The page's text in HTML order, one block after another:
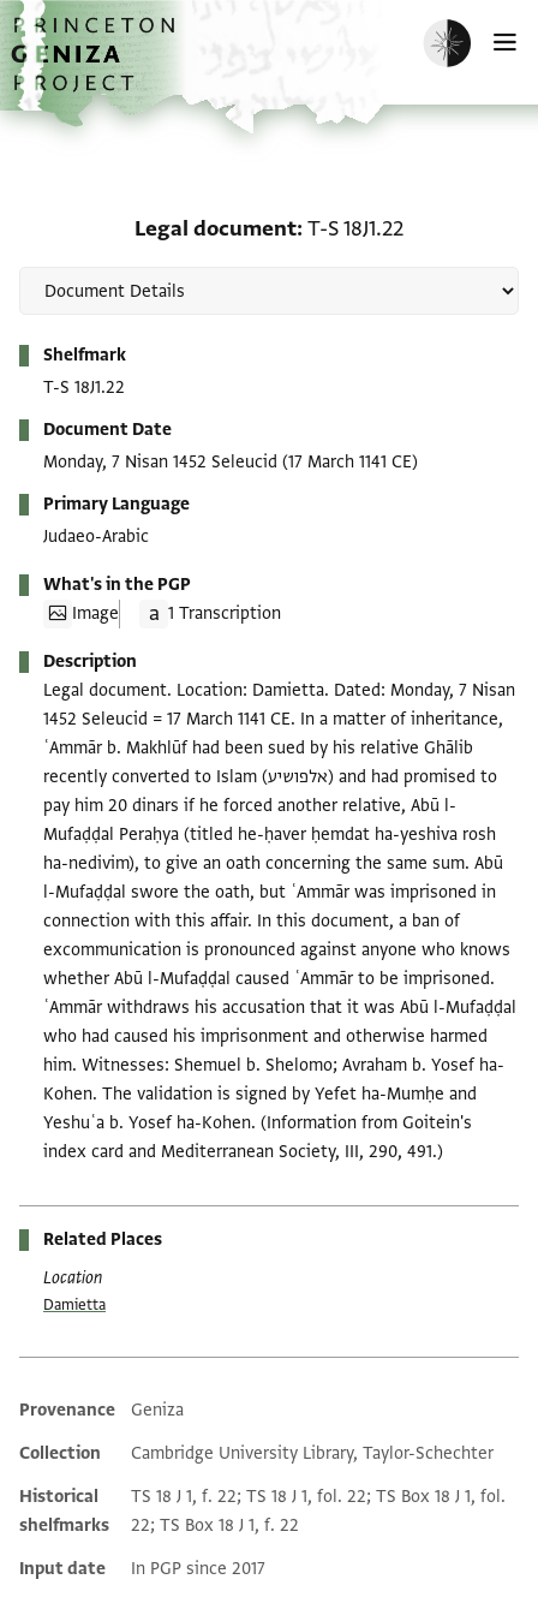
Skip to main content
home
Enable dark
Legal document T-S 18J1.22
Shelfmark
T-S 18J1.22
Document Date
Monday, 7 Nisan 1452 Seleucid (17 March 1141 CE)
Primary Language
Judaeo-Arabic
What's in the PGP
Image
1 Transcription
Description
Legal document. Location: Damietta. Dated: Monday, 7 Nisan
1452 Seleucid = 17 March 1141 CE. In a matter of inheritance,
ʿAmmār b. Makhlūf had been sued by his relative Ghālib
recently converted to Islam (אלפושיע) and had promised to
pay him 20 dinars if he forced another relative, Abū l-
Mufaḍḍal Peraḥya (titled he-ḥaver ḥemdat ha-yeshiva rosh
ha-nedivim), to give an oath concerning the same sum. Abū
l-Mufaḍḍal swore the oath, but ʿAmmār was imprisoned in
connection with this affair. In this document, a ban of
excommunication is pronounced against anyone who knows
whether Abū l-Mufaḍḍal caused ʿAmmār to be imprisoned.
ʿAmmār withdraws his accusation that it was Abū l-Mufaḍḍal
who had caused his imprisonment and otherwise harmed
him. Witnesses: Shemuel b. Shelomo; Avraham b. Yosef ha-
Kohen. The validation is signed by Yefet ha-Mumḥe and
Yeshuʿa b. Yosef ha-Kohen. (Information from Goitein's
index card and Mediterranean Society, III, 290, 491.)
Related Places
Location
Damietta
Additional metadata
Provenance
Geniza
Collection
Cambridge University Library, Taylor-Schechter
Historical
shelfmarks
TS 18 J 1, f. 22; TS 18 J 1, fol. 22; TS Box 18 J 1, fol.
22; TS Box 18 J 1, f. 22
Input date
In PGP since 2017